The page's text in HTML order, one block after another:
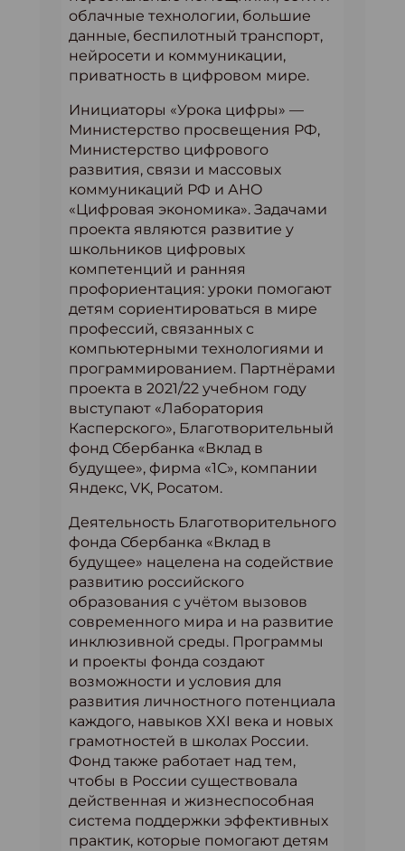
облачные технологии, большие
данные, беспилотный транспорт,
нейросети и коммуникации,
приватность в цифровом мире.
Инициаторы «Урока цифры» —
Министерство просвещения РФ,
Министерство цифрового
развития, связи и массовых
коммуникаций РФ и АНО
«Цифровая экономика». Задачами
проекта являются развитие у
школьников цифровых
компетенций и ранняя
профориентация: уроки помогают
детям сориентироваться в мире
профессий, связанных с
компьютерными технологиями и
программированием. Партнёрами
проекта в 2021/22 учебном году
выступают «Лаборатория
Касперского», Благотворительный
фонд Сбербанка «Вклад в
будущее», фирма «1С», компании
Яндекс, VK, Росатом.
Деятельность Благотворительного
фонда Сбербанка «Вклад в
будущее» нацелена на содействие
развитию российского
образования с учётом вызовов
современного мира и на развитие
инклюзивной среды. Программы
и проекты фонда создают
возможности и условия для
развития личностного потенциала
каждого, навыков XXI века и новых
грамотностей в школах России.
Фонд также работает над тем,
чтобы в России существовала
действенная и жизнеспособная
система поддержки эффективных
практик, которые помогают детям